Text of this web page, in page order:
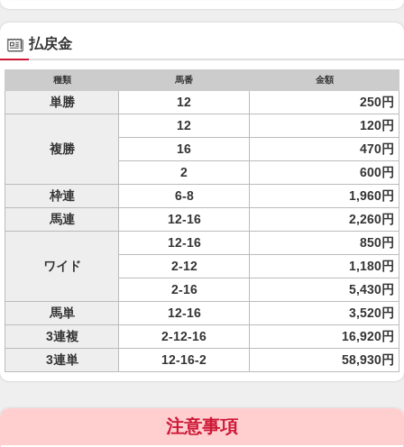
払戻金
種類 馬番 金額
単勝 12 250円
複勝
12
120円
16
470円
2
600円
枠連
6-8
1,960円
馬連
12-16 2,260円
ワイド
12-16
850円
2-12
1,180円
2-16
5,430円
馬単
12-16
3,520円
3連複
2-12-16
16,920円
3連単
12-16-2 58,930円
注意事項